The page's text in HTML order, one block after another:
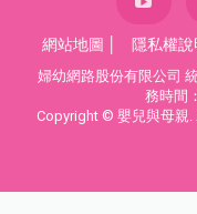
網站地圖 隱私權說
婦幼網路股份有限公司
務時間
Copyright © 嬰兒與母親.